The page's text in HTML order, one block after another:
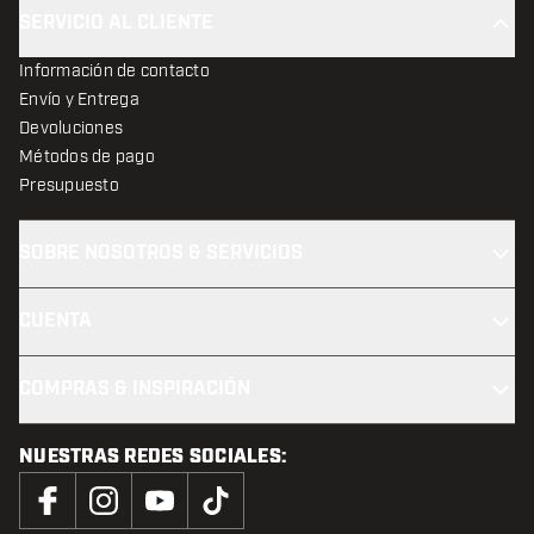
Información de contacto
Envío y Entrega
Devoluciones
Métodos de pago
Presupuesto
NUESTRAS REDES SOCIALES: